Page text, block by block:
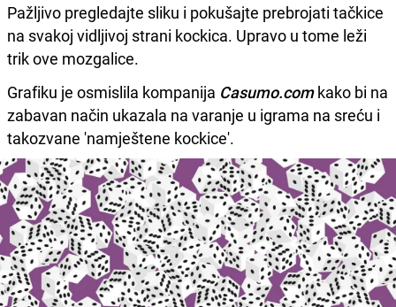
Pažljivo pregledajte sliku i pokušajte prebrojati tačkice
na svakoj vidljivoj strani kockica. Upravo u tome leži
trik ove mozgalice.
Grafiku je osmislila kompanija Casumo.com kako bi na
zabavan način ukazala na varanje u igrama na sreću i
takozvane 'namještene kockice'.